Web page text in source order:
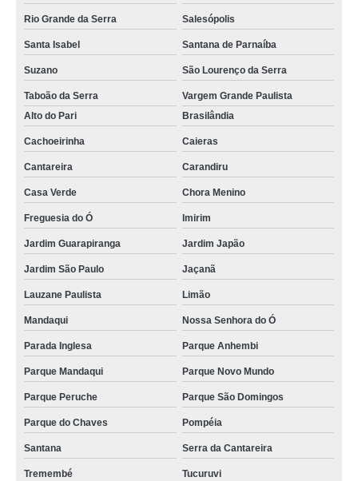
Rio Grande da Serra Salesópolis
Santa Isabel Santana de Parnaíba
Suzano São Lourenço da Serra
Taboão da Serra
Vargem Grande Paulista
Alto do Pari
Brasilândia
Cachoeirinha Caieras
Cantareira Carandiru
Casa Verde Chora Menino
Freguesia do Ó Imirim
Jardim Guarapiranga Jardim Japão
Jardim São Paulo Jaçanã
Lauzane Paulista Limão
Mandaqui Nossa Senhora do Ó
Parada Inglesa Parque Anhembi
Parque Mandaqui Parque Novo Mundo
Parque Peruche Parque São Domingos
Parque do Chaves Pompéia
Santana Serra da Cantareira
Tremembé Tucuruvi